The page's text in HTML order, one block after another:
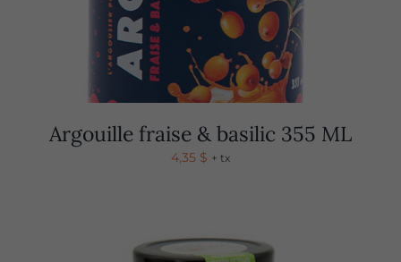
Argouille fraise & basilic 355 ML
4,35 $ + tx